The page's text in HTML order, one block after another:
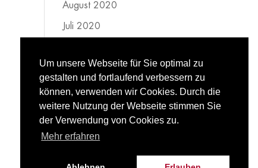
August 2020
Juli 2020
Mai 2020
April 2020
März 2020
Um unsere Webseite für Sie optimal zu
gestalten und fortlaufend verbessern zu
können, verwenden wir Cookies. Durch die
weitere Nutzung der Webseite stimmen Sie
der Verwendung von Cookies zu.
Mehr erfahren